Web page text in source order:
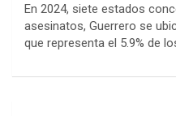
En 2024, siete estados
asesinatos, Guerrero se
que representa el 5.9% de